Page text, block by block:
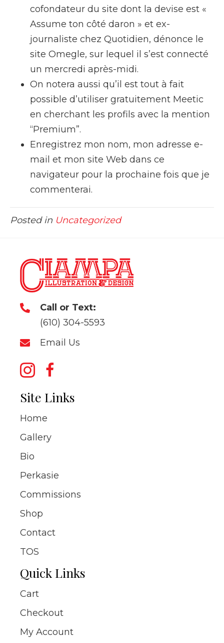
cofondateur du site dont la devise est «
Assume ton côté daron » et ex-
journaliste chez Quotidien, dénonce le
site Omegle, sur lequel il s’est connecté
un mercredi après-midi.
On notera aussi qu’il est tout à fait
possible d’utiliser gratuitement Meetic
en cherchant les profils avec la mention
“Premium”.
Enregistrez mon nom, mon adresse e-
mail et mon site Web dans ce
navigateur pour la prochaine fois que je
commenterai.
Posted in Uncategorized
Call or Text:
(610) 304-5593
Email Us
Site Links
Home
Gallery
Bio
Perkasie
Commissions
Shop
Contact
TOS
Quick Links
Cart
Checkout
My Account